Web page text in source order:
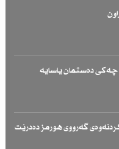
دەستمان یاسایە
گەرووی هورمز دەدرێت